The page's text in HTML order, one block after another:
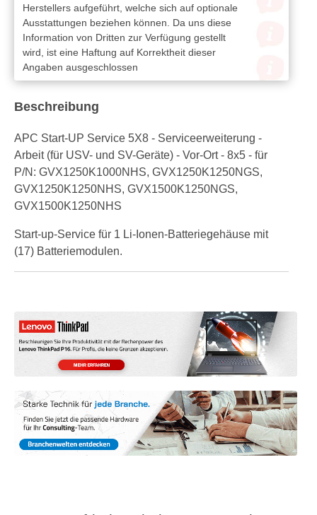
Herstellers aufgeführt, welche sich auf optionale
Ausstattungen beziehen können. Da uns diese
Information von Dritten zur Verfügung gestellt
wird, ist eine Haftung auf Korrektheit dieser
Angaben ausgeschlossen
Beschreibung
APC Start-UP Service 5X8 - Serviceerweiterung -
Arbeit (für USV- und SV-Geräte) - Vor-Ort - 8x5 - für
P/N: GVX1250K1000NHS, GVX1250K1250NGS,
GVX1250K1250NHS, GVX1500K1250NGS,
GVX1500K1250NHS
Start-up-Service für 1 Li-Ionen-Batteriegehäuse mit
(17) Batteriemodulen.